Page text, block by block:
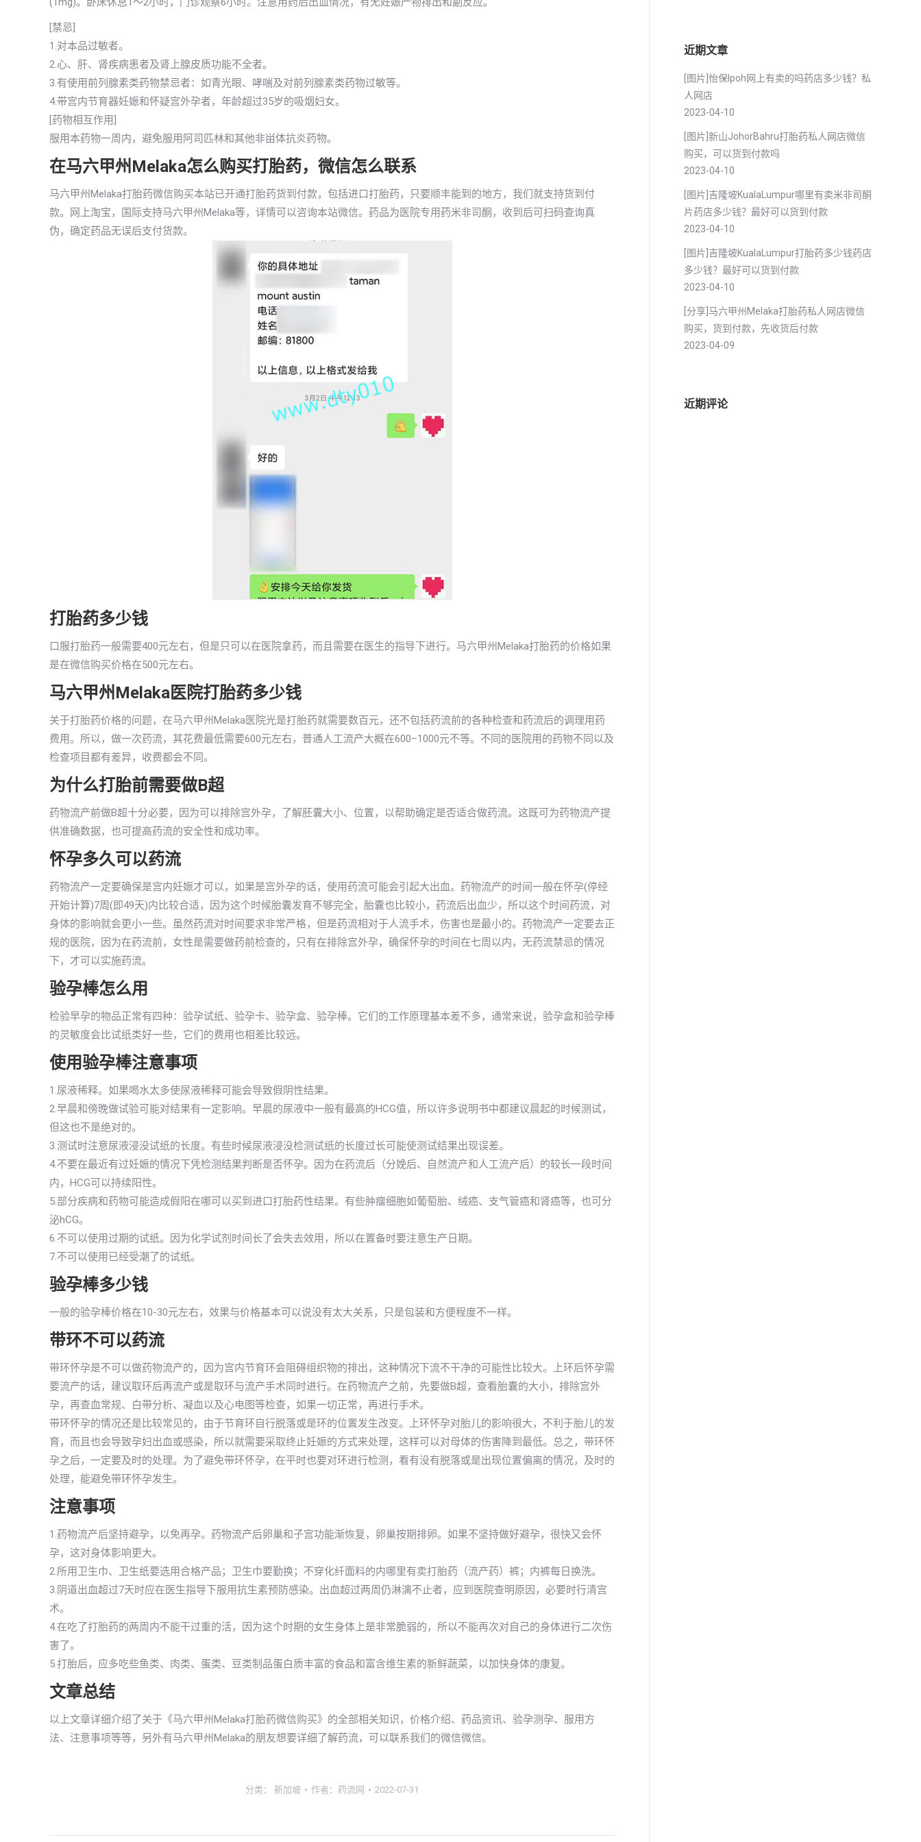
[禁忌]
1.对本品过敏者。
2.心、肝、肾疾病患者及肾上腺皮质功能不全者。
3.有使用前列腺素类药物禁忌者：如青光眼、哮喘及对前列腺素类药物过敏等。
4.带宫内节育器妊娠和怀疑宫外孕者，年龄超过35岁的吸烟妇女。
[药物相互作用]
服用本药物一周内，避免服用阿司匹林和其他非畄体抗炎药物。
在马六甲州Melaka怎么购买打胎药，微信怎么联系
马六甲州Melaka打胎药微信购买本站已开通打胎药货到付款，包括进口打胎药，只要顺丰能到的地方，我们就支持货到付
款。网上淘宝，国际支持马六甲州Melaka等，详情可以咨询本站微信。药品为医院专用药米非司酮，收到后可扫码查询真
伪，确定药品无误后支付货款。
打胎药多少钱
口服打胎药一般需要400元左右，但是只可以在医院拿药，而且需要在医生的指导下进行。马六甲州Melaka打胎药的价格如果
是在微信购买价格在500元左右。
马六甲州Melaka医院打胎药多少钱
关于打胎药价格的问题，在马六甲州Melaka医院光是打胎药就需要数百元，还不包括药流前的各种检查和药流后的调理用药
费用。所以，做一次药流，其花费最低需要600元左右，普通人工流产大概在600–1000元不等。不同的医院用的药物不同以及
检查项目都有差异，收费都会不同。
为什么打胎前需要做B超
药物流产前做B超十分必要，因为可以排除宫外孕，了解胚囊大小、位置，以帮助确定是否适合做药流。这既可为药物流产提
供准确数据，也可提高药流的安全性和成功率。
怀孕多久可以药流
药物流产一定要确保是宫内妊娠才可以，如果是宫外孕的话，使用药流可能会引起大出血。药物流产的时间一般在怀孕(停经
开始计算)7周(即49天)内比较合适，因为这个时候胎囊发育不够完全，胎囊也比较小，药流后出血少，所以这个时间药流，对
身体的影响就会更小一些。虽然药流对时间要求非常严格，但是药流相对于人流手术，伤害也是最小的。药物流产一定要去正
规的医院，因为在药流前，女性是需要做药前检查的，只有在排除宫外孕，确保怀孕的时间在七周以内，无药流禁忌的情况
下，才可以实施药流。
验孕棒怎么用
检验早孕的物品正常有四种：验孕试纸、验孕卡、验孕盒、验孕棒。它们的工作原理基本差不多，通常来说，验孕盒和验孕棒
的灵敏度会比试纸类好一些，它们的费用也相差比较远。
使用验孕棒注意事项
1.尿液稀释。如果喝水太多使尿液稀释可能会导致假阴性结果。
2.早晨和傍晚做试验可能对结果有一定影响。早晨的尿液中一般有最高的HCG值，所以许多说明书中都建议晨起的时候测试，
但这也不是绝对的。
3.测试时注意尿液浸没试纸的长度。有些时候尿液浸没检测试纸的长度过长可能使测试结果出现误差。
4.不要在最近有过妊娠的情况下凭检测结果判断是否怀孕。因为在药流后（分娩后、自然流产和人工流产后）的较长一段时间
内，HCG可以持续阳性。
5.部分疾病和药物可能造成假阳在哪可以买到进口打胎药性结果。有些肿瘤细胞如葡萄胎、绒癌、支气管癌和肾癌等，也可分
泌hCG。
6.不可以使用过期的试纸。因为化学试剂时间长了会失去效用，所以在置备时要注意生产日期。
7.不可以使用已经受潮了的试纸。
验孕棒多少钱
一般的验孕棒价格在10-30元左右，效果与价格基本可以说没有太大关系，只是包装和方便程度不一样。
带环不可以药流
带环怀孕是不可以做药物流产的，因为宫内节育环会阻碍组织物的排出，这种情况下流不干净的可能性比较大。上环后怀孕需
要流产的话，建议取环后再流产或是取环与流产手术同时进行。在药物流产之前，先要做B超，查看胎囊的大小，排除宫外
孕，再查血常规、白带分析、凝血以及心电图等检查，如果一切正常，再进行手术。
带环怀孕的情况还是比较常见的，由于节育环自行脱落或是环的位置发生改变。上环怀孕对胎儿的影响很大，不利于胎儿的发
育，而且也会导致孕妇出血或感染，所以就需要采取终止妊娠的方式来处理，这样可以对母体的伤害降到最低。总之，带环怀
孕之后，一定要及时的处理。为了避免带环怀孕，在平时也要对环进行检测，看有没有脱落或是出现位置偏离的情况，及时的
处理，能避免带环怀孕发生。
注意事项
1.药物流产后坚持避孕，以免再孕。药物流产后卵巢和子宫功能渐恢复，卵巢按期排卵。如果不坚持做好避孕，很快又会怀
孕，这对身体影响更大。
2.所用卫生巾、卫生纸要选用合格产品；卫生巾要勤换；不穿化纤面料的内哪里有卖打胎药（流产药）裤；内裤每日换洗。
3.阴道出血超过7天时应在医生指导下服用抗生素预防感染。出血超过两周仍淋漓不止者，应到医院查明原因，必要时行清宫
术。
4.在吃了打胎药的两周内不能干过重的活，因为这个时期的女生身体上是非常脆弱的，所以不能再次对自己的身体进行二次伤
害了。
5.打胎后，应多吃些鱼类、肉类、蛋类、豆类制品蛋白质丰富的食品和富含维生素的新鲜蔬菜，以加快身体的康复。
文章总结
以上文章详细介绍了关于《马六甲州Melaka打胎药微信购买》的全部相关知识，价格介绍、药品资讯、验孕测孕、服用方
法、注意事项等等，另外有马六甲州Melaka的朋友想要详细了解药流，可以联系我们的微信微信。
分类： 新加坡 作者： 药流网 2022-07-31
近期文章
[图片]怡保lpoh网上有卖的吗药店多少钱？私
人网店
2023-04-10
[图片]新山JohorBahru打胎药私人网店微信
购买，可以货到付款吗
2023-04-10
[图片]吉隆坡KualaLumpur哪里有卖米非司酮
片药店多少钱？最好可以货到付款
2023-04-10
[图片]吉隆坡KualaLumpur打胎药多少钱药店
多少钱？最好可以货到付款
2023-04-10
[分享]马六甲州Melaka打胎药私人网店微信
购买，货到付款，先收货后付款
2023-04-09
近期评论